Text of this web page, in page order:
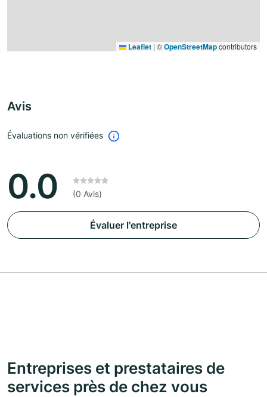
Leaflet | ©OpenStreetMapcontributors
Avis
Évaluations non vérifiées
0.0 (0 Avis)
Évaluer l'entreprise
Entreprises et prestataires de
services près de chez vous